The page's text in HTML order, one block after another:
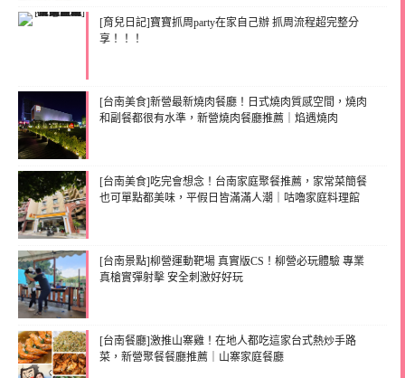
[育兒日記]寶寶抓周party在家自己辦 抓周流程超完整分
享！！！
[台南美食]新營最新燒肉餐廳！日式燒肉質感空間，燒肉
和副餐都很有水準，新營燒肉餐廳推薦｜焰遇燒肉
[台南美食]吃完會想念！台南家庭聚餐推薦，家常菜簡餐
也可單點都美味，平假日皆滿滿人潮｜咕嚕家庭料理館
[台南景點]柳營運動靶場 真實版CS！柳營必玩體驗 專業
真槍實彈射擊 安全刺激好好玩
[台南餐廳]激推山寨雞！在地人都吃這家台式熱炒手路
菜，新營聚餐餐廳推薦｜山寨家庭餐廳